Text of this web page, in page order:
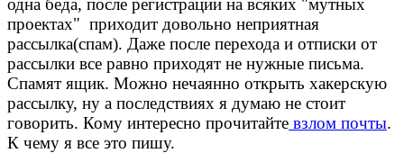
одна беда, после регистрации на всяких "мутных
проектах" приходит довольно неприятная
рассылка(спам). Даже после перехода и отписки от
рассылки все равно приходят не нужные письма.
Спамят ящик. Можно нечаянно открыть хакерскую
рассылку, ну а последствиях я думаю не стоит
говорить. Кому интересно прочитайте взлом почты.
К чему я все это пишу.